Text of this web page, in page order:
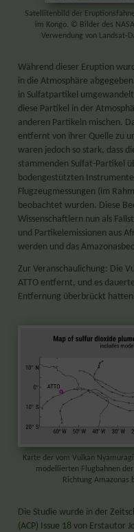
Satellitenbild der
im Kongo. © Bilder des
Verwendung von Landsat-
Während dieser Eruption
in die Atmosphäre
in Sulfatpartikel
diese Partikel in der
anderen Partikeln mischen.
entfernt von ihrer Quelle zu
waren jedoch so stark, dass
stammenden Sulfat-Partikel
bodengestützten
Flugzeugmessungen (im
beobachtet wurden. Diese
Wissenschaftlern nun als
und Partikelemissionen aus
werden und das
Zur Veranschaulichung: Die
ATTO entfernt, und es
Entfernung überbrückt
Karte der vom Vulkan
modellierten Flugbahnen
Richtung
Die Studie wurde in der
(ACP) Issue 18von Erstautor